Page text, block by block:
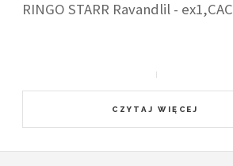
RINGO STARR Ravandlil - ex1,CAC
CZYTAJ WIĘCEJ